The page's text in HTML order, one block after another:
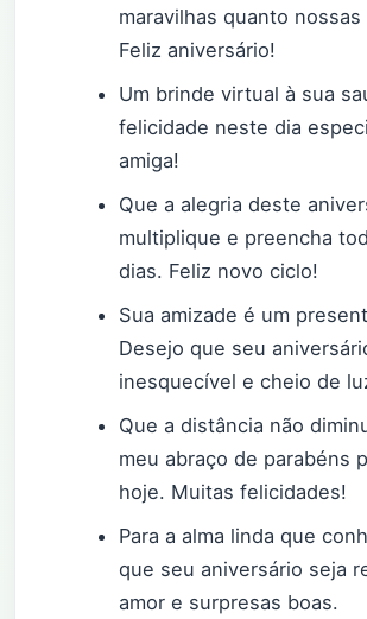
maravilhas quanto
Feliz aniversário!
Um brinde virtual à sua
felicidade neste dia
amiga!
Que a alegria deste
multiplique e preencha
dias. Feliz novo ciclo!
Sua amizade é um
Desejo que seu
inesquecível e cheio de
Que a distância não
meu abraço de parabéns
hoje. Muitas felicidades!
Para a alma linda que
que seu aniversário seja
amor e surpresas boas.